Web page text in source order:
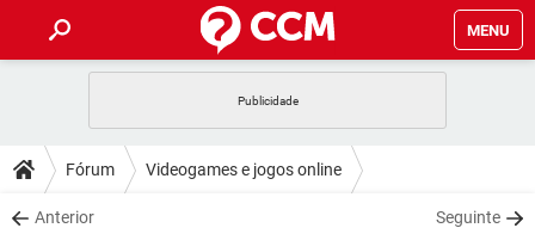
MENU
CELULAR FACEBOOK
OUTLOOK
DICAS
JOGOS WHATSAPP
DOWNLOADS
Fórum Videogames e jogos online
Anterior Seguinte